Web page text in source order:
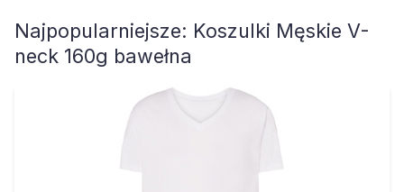
Najpopularniejsze: Koszulki Męskie V-
neck 160g bawełna